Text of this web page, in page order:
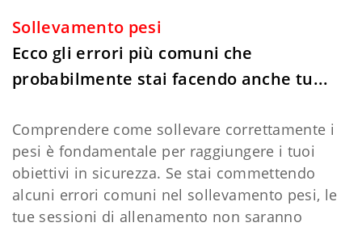
Sollevamento pesi
Ecco gli errori più comuni che
probabilmente stai facendo anche tu...
Comprendere come sollevare correttamente i
pesi è fondamentale per raggiungere i tuoi
obiettivi in sicurezza. Se stai commettendo
alcuni errori comuni nel sollevamento pesi, le
tue sessioni di allenamento non saranno